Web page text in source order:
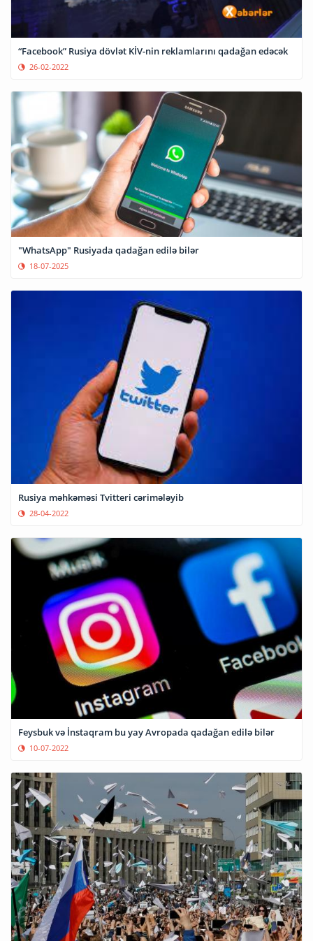
“Facebook” Rusiya dövlət KİV-nin reklamlarını qadağan edəcək
26-02-2022
"WhatsApp" Rusiyada qadağan edilə bilər
18-07-2025
Rusiya məhkəməsi Tvitteri cərimələyib
28-04-2022
Feysbuk və İnstaqram bu yay Avropada qadağan edilə bilər
10-07-2022